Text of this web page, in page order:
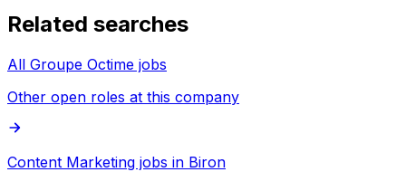
Related searches
All Groupe Octime jobs
Other open roles at this company
Content Marketing jobs in Biron